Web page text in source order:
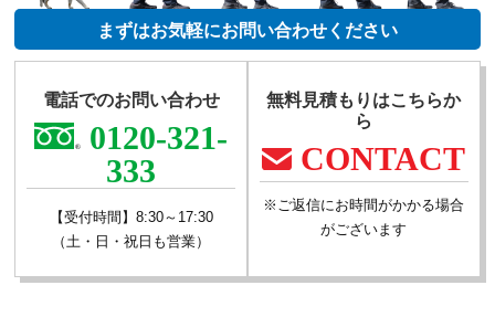
まずはお気軽にお問い合わせください
電話でのお問い合わせ
0120-321-
333
【受付時間】8:30～17:30
（土・日・祝日も営業）
無料見積もりはこちらか
ら
CONTACT
※ご返信にお時間がかかる場合
がございます